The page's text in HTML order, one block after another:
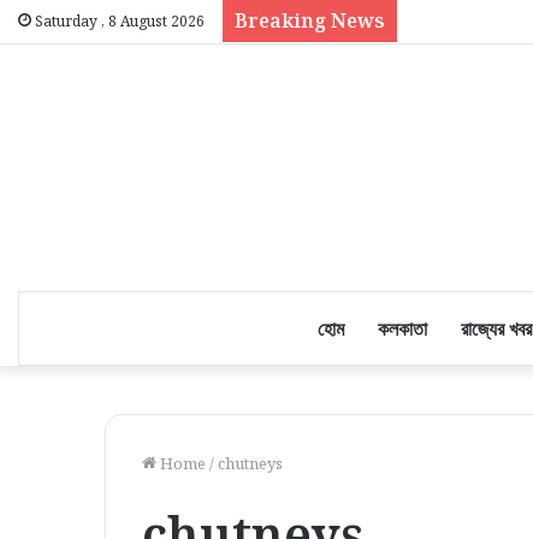
Saturday , 8 August 2026 Breaking News
হোম কলকাতা রাজ্যের খবর
Home / chutneys